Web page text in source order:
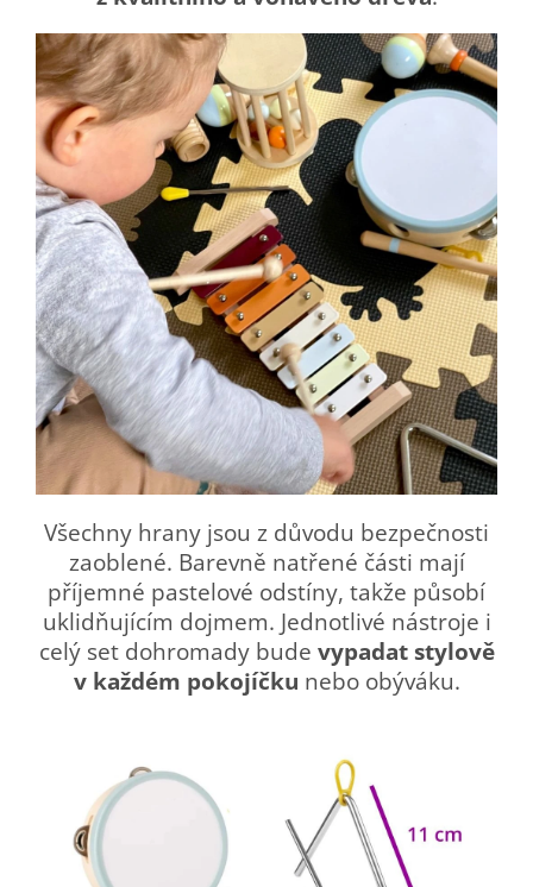
Všechny hrany jsou z důvodu bezpečnosti
zaoblené. Barevně natřené části mají
příjemné pastelové odstíny, takže působí
uklidňujícím dojmem. Jednotlivé nástroje i
celý set dohromady bude vypadat stylově
v každém pokojíčku nebo obýváku.